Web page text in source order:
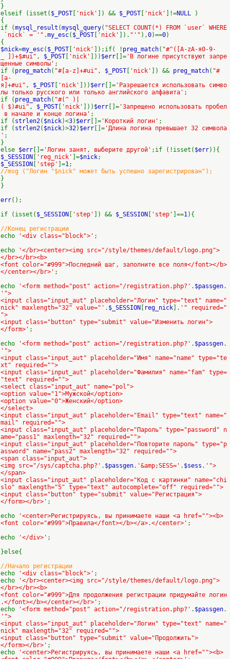
}
elseif (isset( $_POST 'nick' ]) && $_POST 'nick' ]!=NULL
)
{
if (mysql_result (mysql_query( "SELECT COUNT(*) FROM `user` WHERE
`nick` = '" .my_esc( $_POST 'nick' ]). "'" ),0)==0)
{
$nick=my_esc( $_POST 'nick' ]);if( ! preg_match( "#^([A-zА-я0-9-
_ ])+$#ui" , $_POST 'nick' ])) $err []= 'В логине присутствуют запре
щенные символы' ;
if ( preg_match( "#[a-z]+#ui" , $_POST 'nick' ]) && preg_match( "#
[а-
я]+#ui" , $_POST 'nick' ])) $err []= 'Разрешается использовать симво
лы только русского или только английского алфавита' ;
if ( preg_match( "#(^ )|
( $)#ui" , $_POST 'nick' ])) $err []= 'Запрещено использовать пробел
в начале и конце логина' ;
if ( strlen2( $nick)<3) $err []= 'Короткий логин' ;
if ( strlen2( $nick)>32) $err []= 'Длина логина превышает 32 символа
' ;
}
else $err []= 'Логин занят, выберите другой' ;if (!isset( $err)){
$_SESSION
'reg_nick' ]=$nick;
$_SESSION
'step' ]=1;
//msg ("Логин "$nick" может быть успешно зарегистрирован");
}
}
err();
if (isset( $_SESSION 'step' ]) && $_SESSION 'step' ]==1){
//Конец регистрации
echo
'<div class="block">' ;
echo
'</br><center><img src="/style/themes/default/logo.png">
</br></br><b>
<font color="#999">Последний шаг, заполните все поля</font></b>
</center></br>' ;
echo
'<form method="post" action="/registration.php?' . $passgen.
'">
<input class="input_aut" placeholder="Логин" type="text" name="
nick" maxlength="32" value="' . $_SESSION reg_nick ]. '" required="
">
<input class="button" type="submit" value="Изменить логин">
</form>' ;
echo
'<form method="post" action="/registration.php?' . $passgen.
'">
<input class="input_aut" placeholder="Имя" name="name" type="te
xt" required="">
<input class="input_aut" placeholder="Фамилия" name="fam" type=
"text" required="">
<select class="input_aut" name="pol">
<option value="1">Мужской</option>
<option value="0">Женский</option>
</select>
<input class="input_aut" placeholder="Email" type="text" name="
mail" required="">
<input class="input_aut" placeholder="Пароль" type="password" n
ame="pass1" maxlength="32" required="">
<input class="input_aut" placeholder="Повторите пароль" type="p
assword" name="pass2" maxlength="32" required="">
<span class="input_aut">
<img src="/sys/captcha.php?' . $passgen. '&amp;SESS=' . $sess . '">
</span>
<input class="input_aut" placeholder="Код с картинки" name="chi
slo" maxlength="5" type="text" autocomplete="off" required="">
<input class="button" type="submit" value="Регистрация">
</form></br>' ;
echo
'<center>Регистрируясь, вы принимаете наши <a href=""><b>
<font color="#999">Правила</font></b></a>.</center>' ;
echo
'</div>' ;
}else{
//Начало регистрации
echo
'<div class="block">' ;
echo
'</br><center><img src="/style/themes/default/logo.png">
</br></br><b>
<font color="#999">Для продолжения регистрации придумайте логин
.</font></b></center></br>' ;
echo
'<form method="post" action="/registration.php?' . $passgen.
'">
<input class="input_aut" placeholder="Логин" type="text" name="
nick" maxlength="32" required="">
<input class="button" type="submit" value="Продолжить">
</form></br>' ;
echo
'<center>Регистрируясь, вы принимаете наши <a href=""><b>